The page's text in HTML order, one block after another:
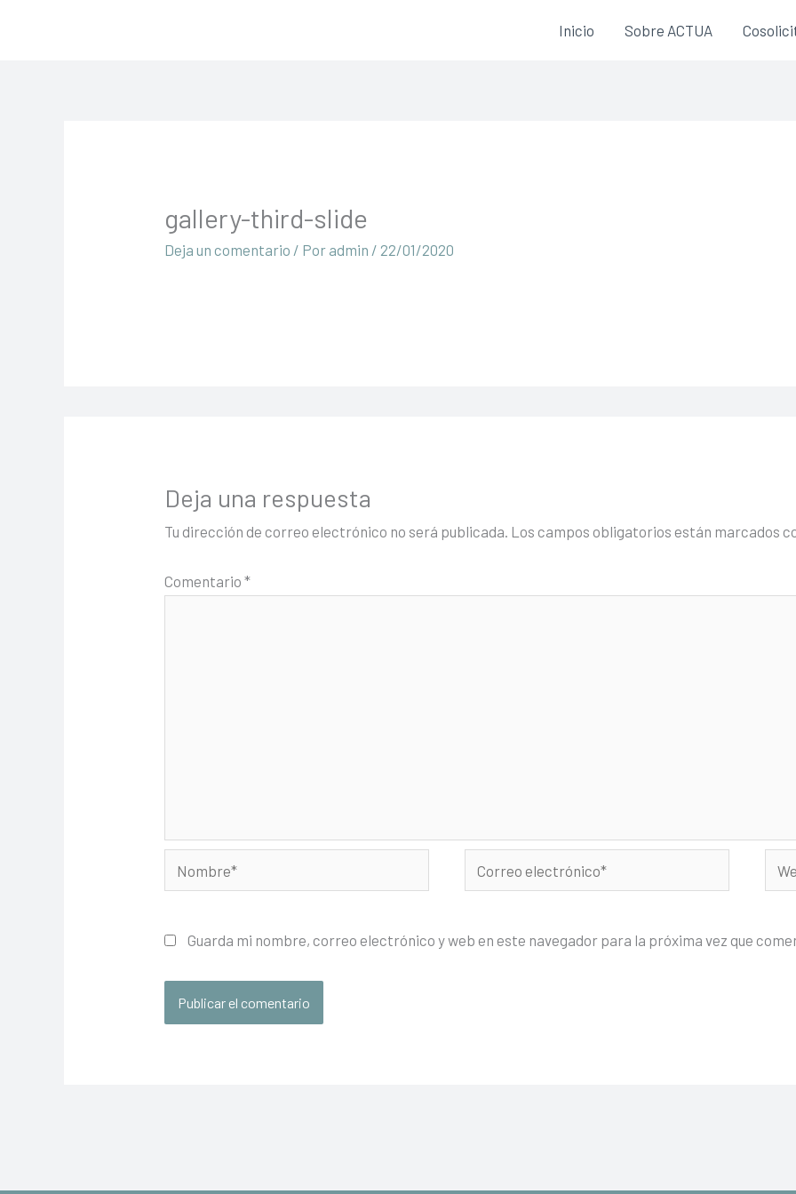
Inicio Sobre ACTUA
gallery-third-slide
Deja un comentario / Por admin / 22/01/2020
Deja una respuesta
Tu dirección de correo electrónico no será publicada. Los campos obligatorios están marcados
Comentario*
electrónico*
Guarda mi nombre, correo electrónico y web en este navegador para la próxima vez que